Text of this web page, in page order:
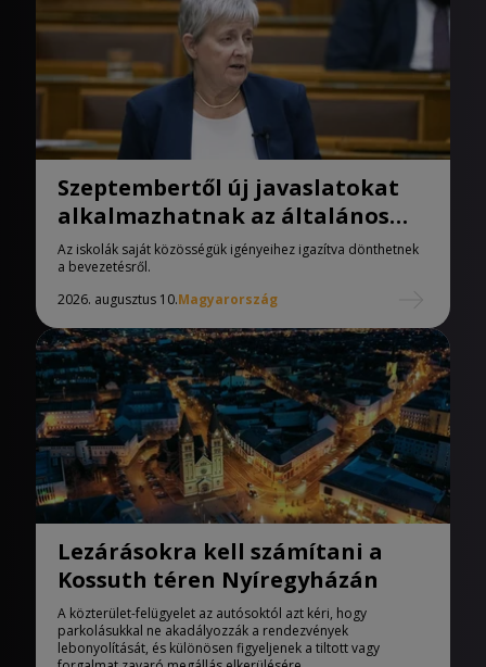
Szeptembertől új javaslatokat
alkalmazhatnak az általános
iskolák
Az iskolák saját közösségük igényeihez igazítva dönthetnek
a bevezetésről.
2026. augusztus 10.Magyarország
Lezárásokra kell számítani a
Kossuth téren Nyíregyházán
A közterület-felügyelet az autósoktól azt kéri, hogy
parkolásukkal ne akadályozzák a rendezvények
lebonyolítását, és különösen figyeljenek a tiltott vagy